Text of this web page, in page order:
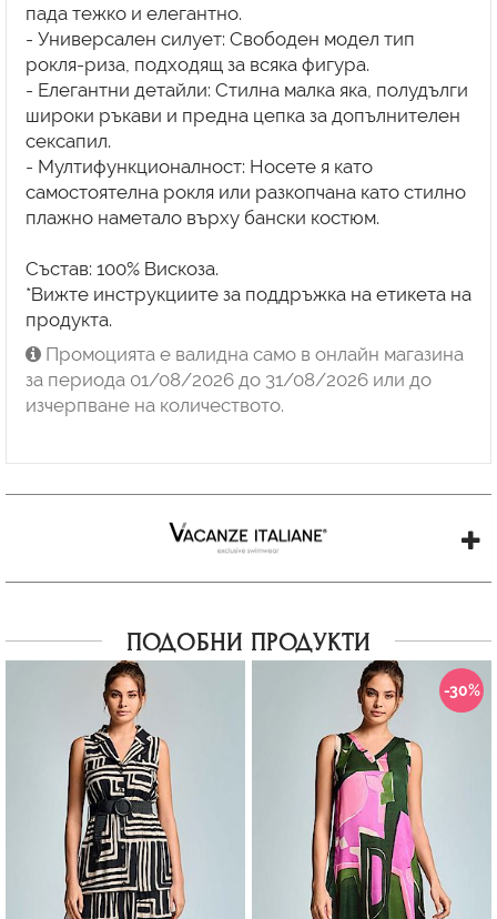
пада тежко и елегантно.
- Универсален силует: Свободен модел тип
рокля-риза, подходящ за всяка фигура.
- Елегантни детайли: Стилна малка яка, полудълги
широки ръкави и предна цепка за допълнителен
сексапил.
- Мултифункционалност: Носете я като
самостоятелна рокля или разкопчана като стилно
плажно наметало върху бански костюм.
Състав: 100% Вискоза.
*Вижте инструкциите за поддръжка на етикета на
продукта.
Промоцията е валидна само в онлайн магазина
за периода 01/08/2026 до 31/08/2026 или до
изчерпване на количеството.
ПОДОБНИ ПРОДУКТИ
-30%